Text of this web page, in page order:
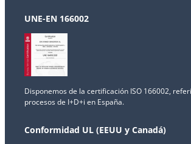
UNE-EN 166002
Disponemos de la certificación ISO 166002,
procesos de I+D+i en España.
Conformidad UL (EEUU y Canadá)